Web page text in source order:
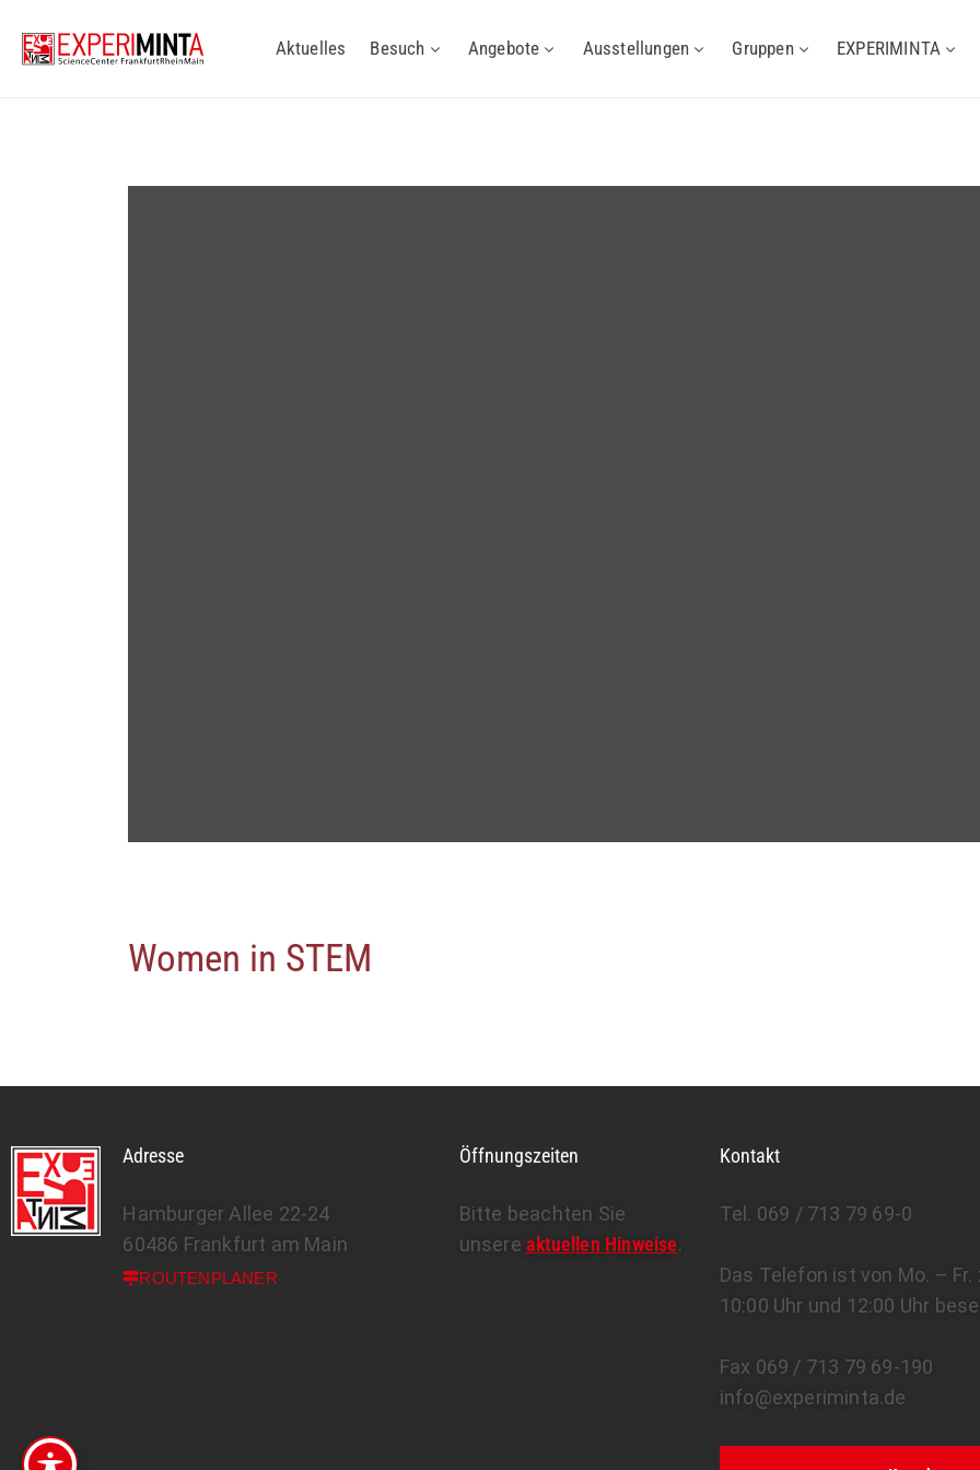
Aktuelles Besuch Angebote Ausstellungen Gruppen EXPERIMINTA
Women in STEM
Adresse
Hamburger Allee 22-24
60486 Frankfurt am Main
ROUTENPLANER
Öffnungszeiten
Bitte beachten Sie
unsere aktuellen Hinweise.
Kontakt
Tel. 069 / 713 79 69-0
Das Telefon ist von Mo. –
10:00 Uhr und 12:00 Uhr
Fax 069 / 713 79 69-190
info@experiminta.de